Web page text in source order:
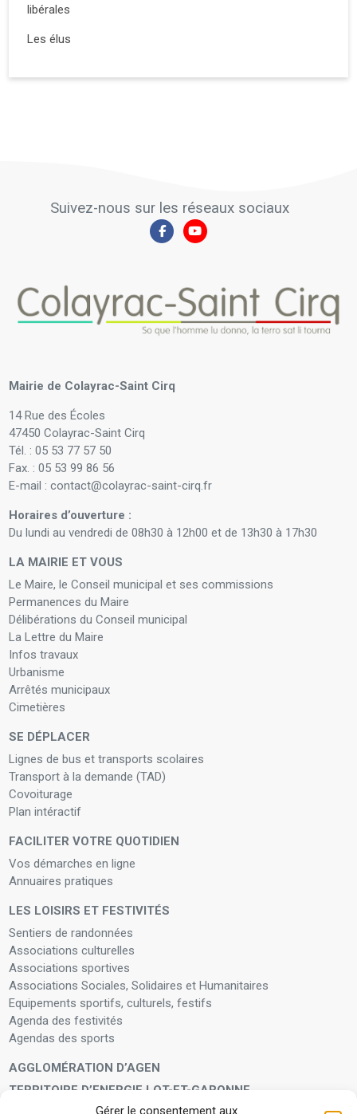
Gérer le consentement aux
libérales
Les élus
Suivez-nous sur les réseaux sociaux
Mairie de Colayrac-Saint Cirq
14 Rue des Écoles
47450 Colayrac-Saint Cirq
Tél. : 05 53 77 57 50
Fax. : 05 53 99 86 56
E-mail : contact@colayrac-saint-cirq.fr
Horaires d’ouverture :
Du lundi au vendredi de 08h30 à 12h00 et de 13h30 à 17h30
LA MAIRIE ET VOUS
Le Maire, le Conseil municipal et ses commissions
Permanences du Maire
Délibérations du Conseil municipal
La Lettre du Maire
Infos travaux
Urbanisme
Arrêtés municipaux
Cimetières
SE DÉPLACER
Lignes de bus et transports scolaires
Transport à la demande (TAD)
Covoiturage
Plan intéractif
FACILITER VOTRE QUOTIDIEN
Vos démarches en ligne
Annuaires pratiques
LES LOISIRS ET FESTIVITÉS
Sentiers de randonnées
Associations culturelles
Associations sportives
Associations Sociales, Solidaires et Humanitaires
Equipements sportifs, culturels, festifs
Agenda des festivités
Agendas des sports
AGGLOMÉRATION D’AGEN
TERRITOIRE D’ENERGIE LOT-ET-GARONNE